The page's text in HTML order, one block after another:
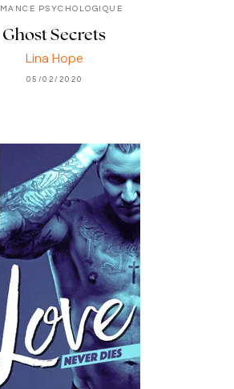
PSYCHOLOGIQUE
Ghost Secrets
Lina Hope
05/02/2020